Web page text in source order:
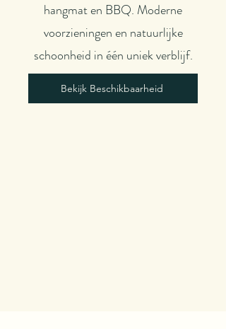
hangmat en BBQ. Moderne
voorzieningen en natuurlijke
schoonheid in één uniek verblijf.
Bekijk Beschikbaarheid